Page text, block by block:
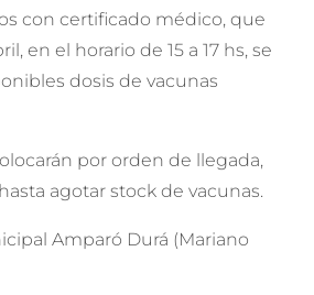
con certificado médico, que
en el horario de 15 a 17 hs, se
dosis de vacunas
por orden de llegada,
agotar stock de vacunas.
Amparó Durá (Mariano